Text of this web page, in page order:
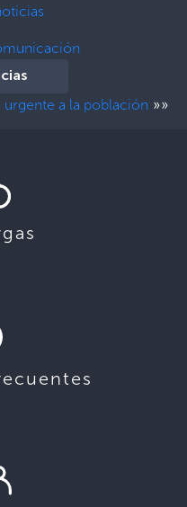
urgente a la población »»